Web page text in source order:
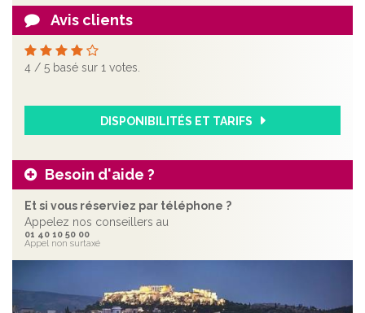
Avis clients
4 / 5 basé sur 1 votes.
DISPONIBILITÉS ET TARIFS
Besoin d'aide ?
Et si vous réserviez par téléphone ?
Appelez nos conseillers au
01 40 10 50 00
Appel non surtaxé